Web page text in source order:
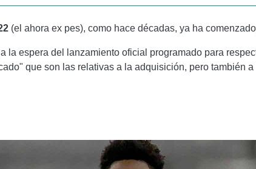
(el ahora ex pes), como hace décadas, ya ha
la espera del lanzamiento oficial programado para
que son las relativas a la adquisición, pero también